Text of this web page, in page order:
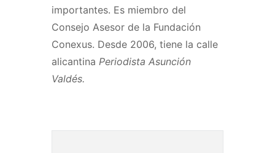
importantes. Es miembro del
Consejo Asesor de la Fundación
Conexus. Desde 2006, tiene la calle
alicantina Periodista Asunción
Valdés.